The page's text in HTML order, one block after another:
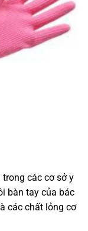
các cơ sở y
bàn tay của bác
các chất lỏng cơ